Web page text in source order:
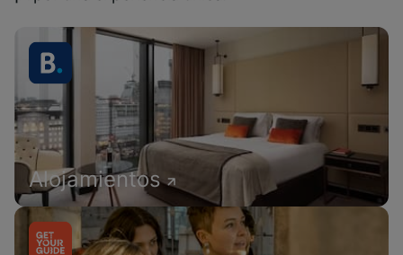
Alojamientos